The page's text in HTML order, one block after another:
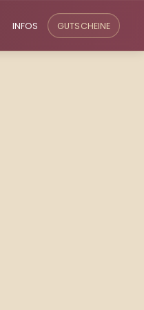
INFOS GUTSCHEINE